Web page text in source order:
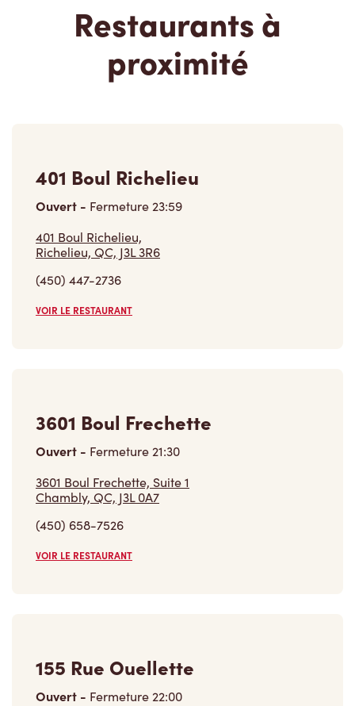
Restaurants à
proximité
401 Boul Richelieu
Ouvert - Fermeture23:59
401 Boul Richelieu,
Richelieu, QC, J3L 3R6
(450) 447-2736
VOIR LE RESTAURANT
3601 Boul Frechette
Ouvert - Fermeture21:30
3601 Boul Frechette, Suite 1
Chambly, QC, J3L 0A7
(450) 658-7526
VOIR LE RESTAURANT
155 Rue Ouellette
Ouvert - Fermeture22:00